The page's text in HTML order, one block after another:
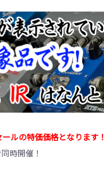
ルの特価価格となります！
時開催！